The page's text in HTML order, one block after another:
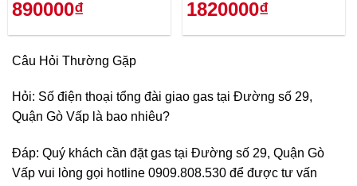
890000₫ 1820000₫
Câu Hỏi Thường Gặp
Hỏi: Số điện thoại tổng đài giao gas tại Đường số 29,
Quận Gò Vấp là bao nhiêu?
Đáp: Quý khách cần đặt gas tại Đường số 29, Quận Gò
Vấp vui lòng gọi hotline 0909.808.530 để được tư vấn